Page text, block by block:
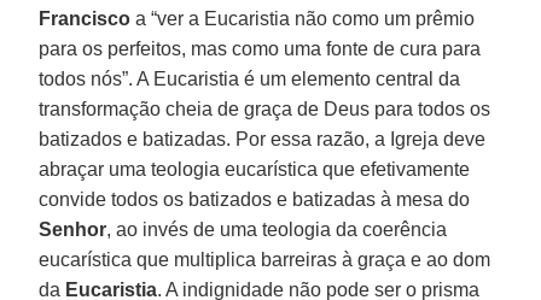
Francisco a “ver a Eucaristia não como um prêmio
para os perfeitos, mas como uma fonte de cura para
todos nós”. A Eucaristia é um elemento central da
transformação cheia de graça de Deus para todos os
batizados e batizadas. Por essa razão, a Igreja deve
abraçar uma teologia eucarística que efetivamente
convide todos os batizados e batizadas à mesa do
Senhor, ao invés de uma teologia da coerência
eucarística que multiplica barreiras à graça e ao dom
da Eucaristia. A indignidade não pode ser o prisma